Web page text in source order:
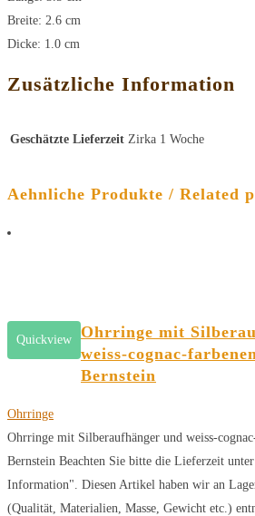
Breite: 2.6 cm
Dicke: 1.0 cm
Zusätzliche Information
Geschätzte Lieferzeit Zirka 1 Woche
Aehnliche Produkte / Related
Quickview
Ohrringe mit
weiss-cognac-
Bernstein
Ohrringe
Ohrringe mit Silberaufhänger und weiss-
Bernstein Beachten Sie bitte die Lieferzeit
Information". Diesen Artikel haben wir an
(Qualität, Materialien, Masse, Gewicht etc.)